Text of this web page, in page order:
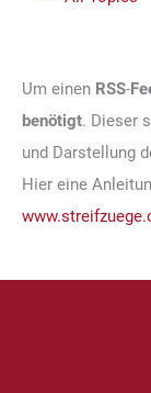
Um einen RSS-
benötigt. Dieser
und Darstellung
Hier eine